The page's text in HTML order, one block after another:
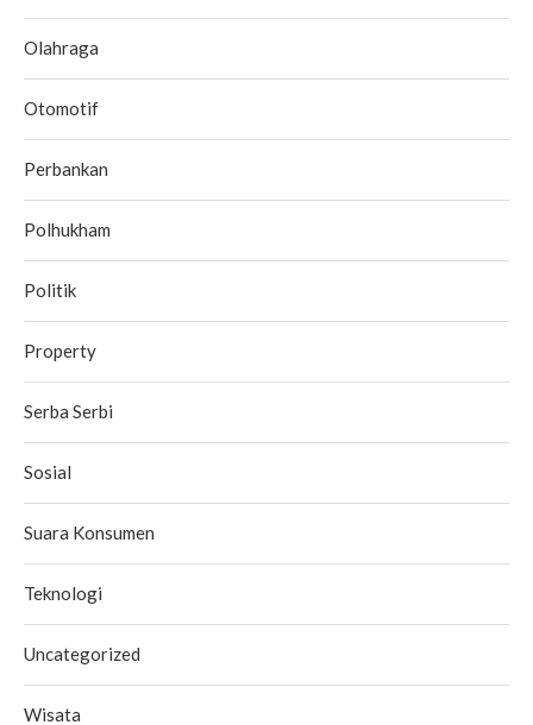
Olahraga
Otomotif
Perbankan
Polhukham
Politik
Property
Serba Serbi
Sosial
Suara Konsumen
Teknologi
Uncategorized
Wisata